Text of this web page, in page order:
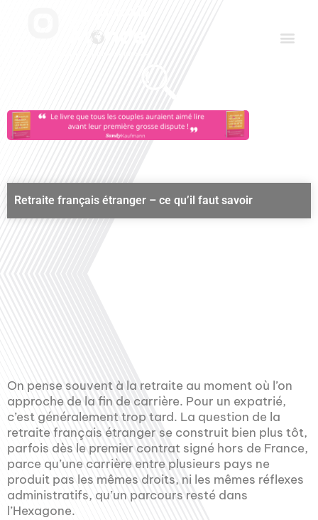
Retraite français étranger – ce qu’il faut savoir
On pense souvent à la retraite au moment où l’on
approche de la fin de carrière. Pour un expatrié,
c’est généralement trop tard. La question de la
retraite français étranger se construit bien plus tôt,
parfois dès le premier contrat signé hors de France,
parce qu’une carrière entre plusieurs pays ne
produit pas les mêmes droits, ni les mêmes réflexes
administratifs, qu’un parcours resté dans
l’Hexagone.